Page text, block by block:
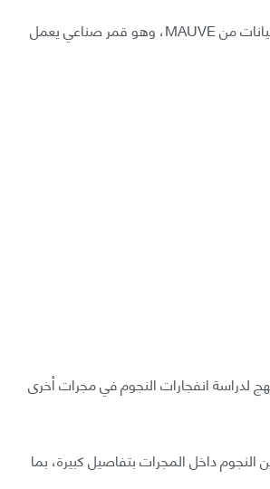
الخريطة ذات الدقة العالية التي تكشف عن هذه المعلومات أُنتِجَت باستخدام بيانات من MAUVE، وهو قمر صناعي يعمل
لدراسة انفجارات النجوم في مجرات أخرى
النجوم داخل المجرات بتفاصيل كبيرة، بما